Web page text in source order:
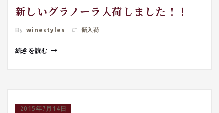
新しいグラノーラ入荷しました！！
By winestyles に 新入荷
続きを読む
2015年7月14日